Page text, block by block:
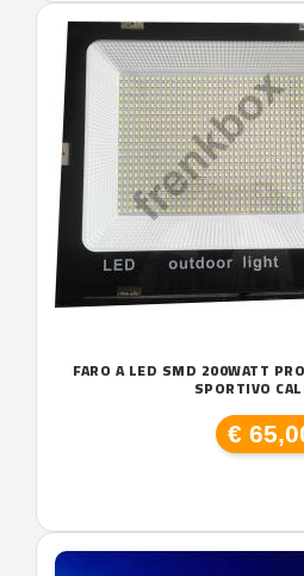
FARO A LED SMD 200WATT
SPORTIVO
€